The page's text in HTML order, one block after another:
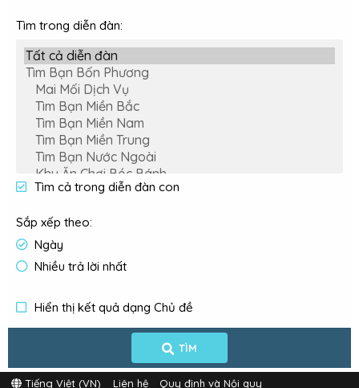
Tìm trong diễn đàn
Tìm cả trong diễn đàn con
Sắp xếp theo
Ngày
Nhiều trả lời nhất
Hiển thị kết quả dạng Chủ đề
TÌM
Tiếng Việt (VN) Liên hệ Quy định và Nội quy